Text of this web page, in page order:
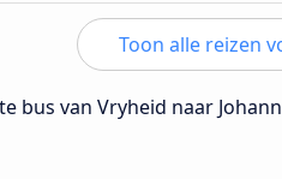
Toon alle reizen
bus van Vryheid naar